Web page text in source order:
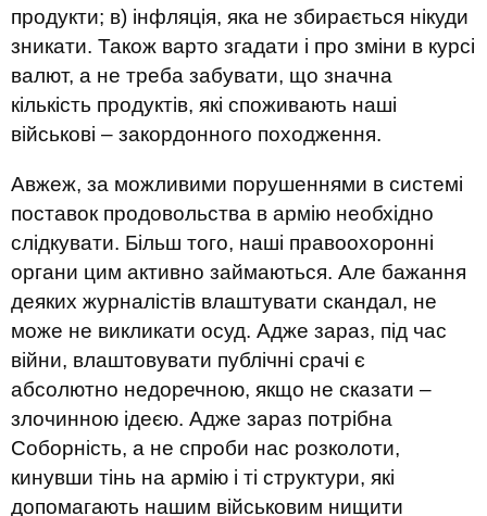
продукти; в) інфляція, яка не збирається нікуди
зникати. Також варто згадати і про зміни в курсі
валют, а не треба забувати, що значна
кількість продуктів, які споживають наші
військові – закордонного походження.
Авжеж, за можливими порушеннями в системі
поставок продовольства в армію необхідно
слідкувати. Більш того, наші правоохоронні
органи цим активно займаються. Але бажання
деяких журналістів влаштувати скандал, не
може не викликати осуд. Адже зараз, під час
війни, влаштовувати публічні срачі є
абсолютно недоречною, якщо не сказати –
злочинною ідеєю. Адже зараз потрібна
Соборність, а не спроби нас розколоти,
кинувши тінь на армію і ті структури, які
допомагають нашим військовим нищити